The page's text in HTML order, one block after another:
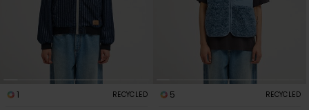
1 RECYCLED 5 RECYCLED